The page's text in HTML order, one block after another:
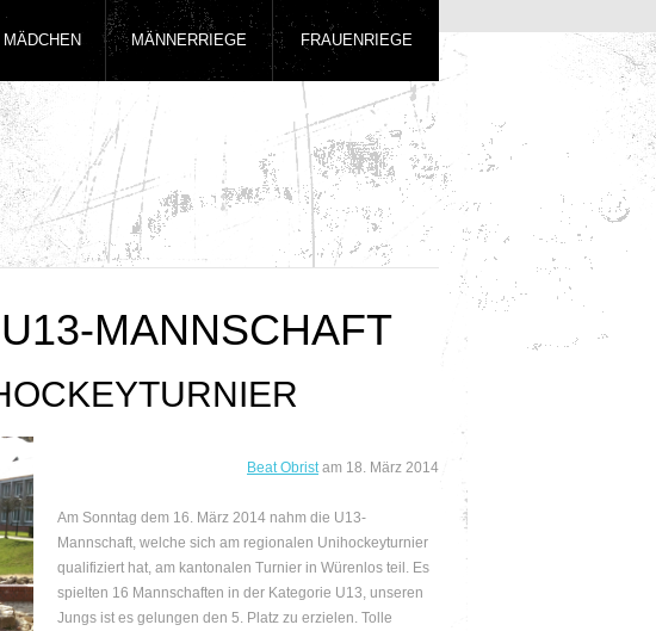
MÄNNERRIEGE FRAUENRIEGE
U13-MANNSCHAFT
Beat Obristam 18. März 2014
Am Sonntag dem 16. März 2014 nahm die U13-
Mannschaft, welche sich am regionalen Unihockeyturnier
qualifiziert hat, am kantonalen Turnier in Würenlos teil. Es
spielten 16 Mannschaften in der Kategorie U13, unseren
Jungs ist es gelungen den 5. Platz zu erzielen. Tolle